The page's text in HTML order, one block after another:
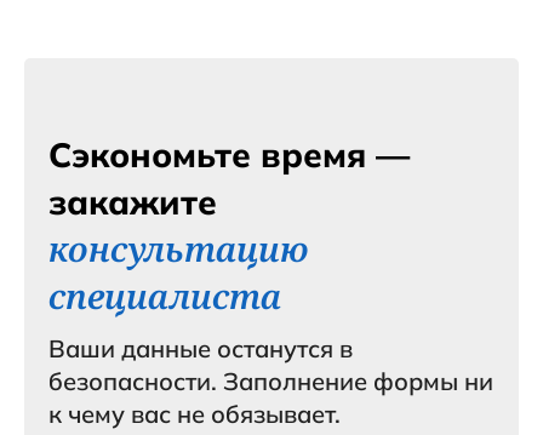
Сэкономьте время —
закажите
консультацию
специалиста
Ваши данные останутся в
безопасности. Заполнение формы ни
к чему вас не обязывает.